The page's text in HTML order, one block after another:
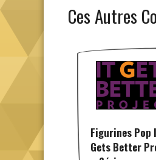
Ces Autres
Figurines Pop
Gets Better